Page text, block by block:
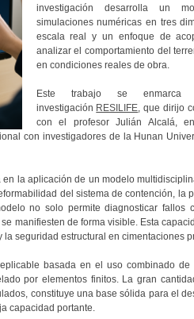
investigación desarrolla un
simulaciones numéricas en tres
escala real y un enfoque de
analizar el comportamiento del
en condiciones reales de obra.
Este trabajo se
investigación RESILIFE, que dirijo
con el profesor Julián Alcalá,
con investigadores de la Hunan
la aplicación de un modelo
del sistema de contención, la
no solo permite diagnosticar fallos
manifiesten de forma visible. Esta
seguridad estructural en cimentaciones
basada en el uso combinado de
por elementos finitos. La gran
constituye una base sólida para el
capacidad portante.